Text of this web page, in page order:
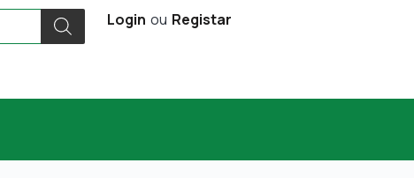
Login ou Registar